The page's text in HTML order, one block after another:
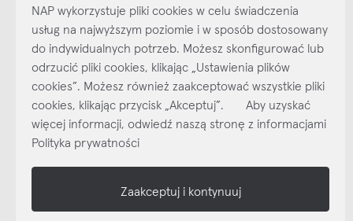
Najlepsze inspiracje i promocje na wyciągnięcie ręki, zapisz się już
dzisiaj do naszego cyklicznego newslettera!
SubskrybujNEWSLETTER
shop online
NAP wykorzystuje pliki cookies w celu świadczenia
usług na najwyższym poziomie i w sposób dostosowany
do indywidualnych potrzeb. Możesz skonfigurować lub
odrzucić pliki cookies, klikając „Ustawienia plików
cookies”. Możesz również zaakceptować wszystkie pliki
cookies, klikając przycisk „Akceptuj”. Aby uzyskać
więcej informacji, odwiedź naszą stronę z informacjami
Polityka prywatności
Zaakceptuj i kontynuuj